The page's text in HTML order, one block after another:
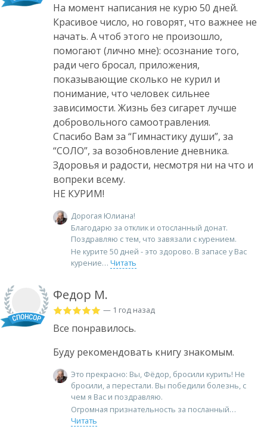
На момент написания не курю 50 дней.
Красивое число, но говорят, что важнее не
начать. А чтоб этого не произошло,
помогают (лично мне): осознание того,
ради чего бросал, приложения,
показывающие сколько не курил и
понимание, что человек сильнее
зависимости. Жизнь без сигарет лучше
добровольного самоотравления.
Спасибо Вам за “Гимнастику души”, за
“СОЛО”, за возобновление дневника.
Здоровья и радости, несмотря ни на что и
вопреки всему.
НЕ КУРИМ!
Дорогая Юлиана!
Благодарю за отклик и отосланный донат.
Поздравляю с тем, что завязали с курением.
Не курите 50 дней - это здорово. В запасе у Вас
курение
Читать
Федор М.
— 1 год назад
Все понравилось.
Буду рекомендовать книгу знакомым.
Это прекрасно: Вы, Фёдор, бросили курить! Не
бросили, а перестали. Вы победили болезнь, с
чем я Вас и поздравляю.
Огромная признательность за посланный
Читать